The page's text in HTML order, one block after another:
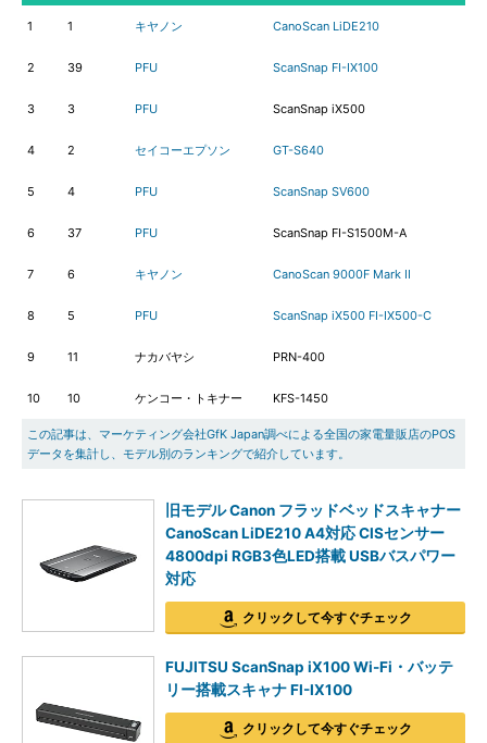
1 1 キヤノン CanoScan LiDE210
2 39 PFU ScanSnap FI-IX100
3 3 PFU ScanSnap iX500
4 2 セイコーエプソン GT-S640
5 4 PFU ScanSnap SV600
6 37 PFU ScanSnap FI-S1500M-A
7 6 キヤノン CanoScan 9000F Mark II
8 5 PFU ScanSnap iX500 FI-IX500-C
9 11 ナカバヤシ PRN-400
10 10 ケンコー・トキナー KFS-1450
この記事は、マーケティング会社GfK Japan調べによる全国の家電量販店のPOS
データを集計し、モデル別のランキングで紹介しています。
旧モデル Canon フラッドベッドスキャナー
CanoScan LiDE210 A4対応 CISセンサー
4800dpi RGB3色LED搭載 USBバスパワー
対応
クリックして今すぐチェック
FUJITSU ScanSnap iX100 Wi-Fi・バッテ
リー搭載スキャナ FI-IX100
クリックして今すぐチェック